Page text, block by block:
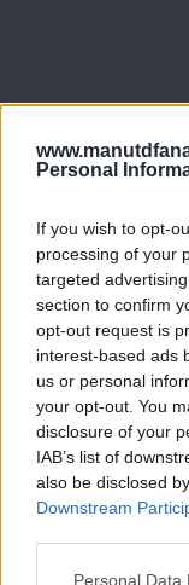
Personal
If you wish to opt-
processing of your
targeted
section to confirm
opt-out request is
interest-based ads
us or personal
your opt-out. You
disclosure of your
IAB’s list of
also be disclosed
Downstream
Please note that
Personal Data